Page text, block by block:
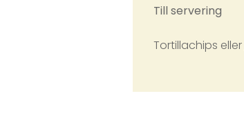
Till servering
Tortillachips eller